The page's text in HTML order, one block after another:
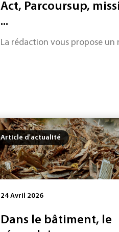
Act, Parcoursup,
...
La rédaction vous propose
Article d'actualité
24 Avril 2026
Dans le bâtiment, le